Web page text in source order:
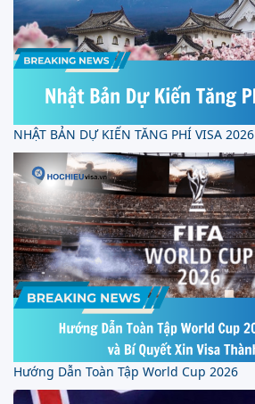
NHẬT BẢN DỰ KIẾN TĂNG PHÍ VISA 2026
Hướng Dẫn Toàn Tập World Cup 2026